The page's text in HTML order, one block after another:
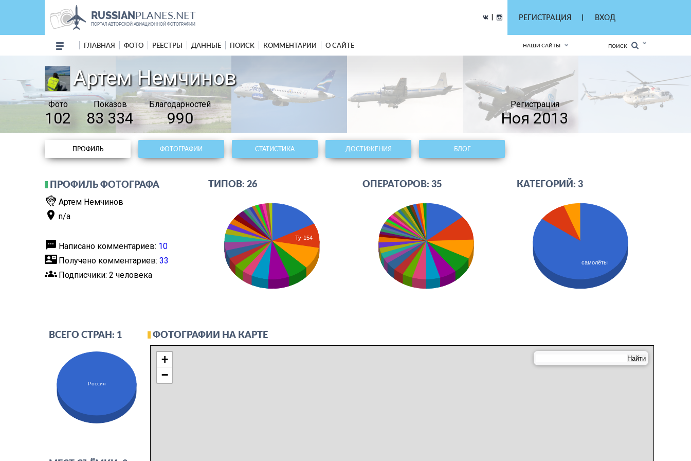
RUSSIANPLANES.NET
ПОРТАЛ АВТОРСКОЙ АВИАЦИОННОЙ ФОТОГРАФИИ
РЕГИСТРАЦИЯ ВХОД
ГЛАВНАЯ ФОТО РЕЕСТРЫ ДАННЫЕ ПОИСК КОММЕНТАРИИ О САЙТЕ НАШИ САЙТЫ ПОИСК
Артем Немчинов
Фото
102
Показов
83 334
Благодарностей
990
Регистрация
Ноя 2013
ПРОФИЛЬ ФОТОГРАФИИ СТАТИСТИКА ДОСТИЖЕНИЯ БЛОГ
ПРОФИЛЬ ФОТОГРАФА
flutter_dash Артем Немчинов
place n/a
textsms Написано комментариев: 10
contact_mail Получено комментариев: 33
groups Подписчики: 2 человека
ТИПОВ: 26
Ту-154
ОПЕРАТОРОВ: 35 КАТЕГОРИЙ: 3
самолёты
ВСЕГО СТРАН: 1
Россия
ФОТОГРАФИИ НА КАРТЕ
+
−